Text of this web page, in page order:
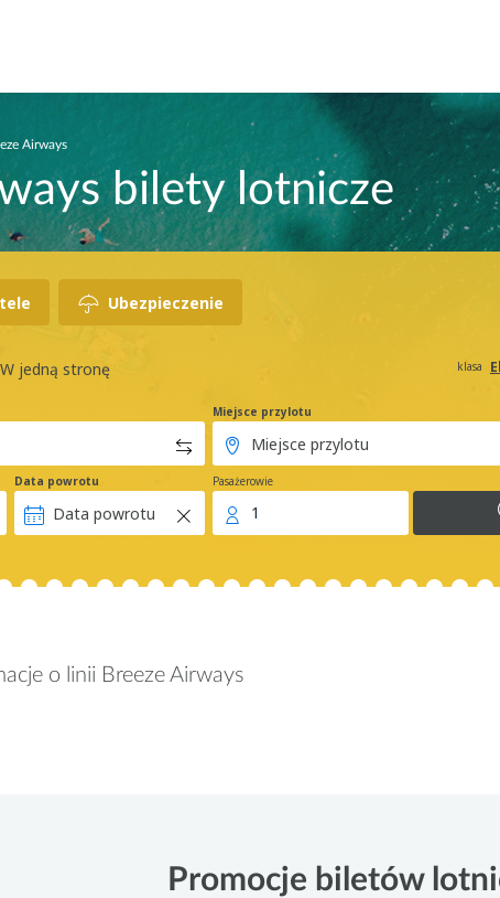
Airways
bilety lotnicze
Ubezpieczenie
klasa
W jedną stronę
Miejsce przylotu
Data powrotu Pasażerowie
1
o linii Breeze Airways
Promocje biletów